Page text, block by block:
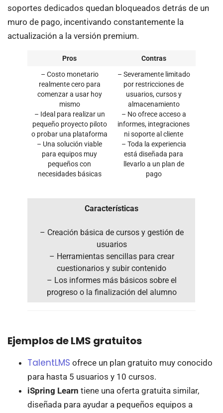
soportes dedicados quedan bloqueados detrás de un
muro de pago, incentivando constantemente la
actualización a la versión premium.
Pros
Contras
– Costo monetario
realmente cero para
comenzar a usar hoy
mismo
– Ideal para realizar un
pequeño proyecto piloto
o probar una plataforma
– Una solución viable
para equipos muy
pequeños con
necesidades básicas
– Severamente limitado
por restricciones de
usuarios, cursos y
almacenamiento
– No ofrece acceso a
informes, integraciones
ni soporte al cliente
– Toda la experiencia
está diseñada para
llevarlo a un plan de
pago
Características
– Creación básica de cursos y gestión de
usuarios
– Herramientas sencillas para crear
cuestionarios y subir contenido
– Los informes más básicos sobre el
progreso o la finalización del alumno
Ejemplos de LMS gratuitos
TalentLMS ofrece un plan gratuito muy conocido
para hasta 5 usuarios y 10 cursos.
iSpring Learn tiene una oferta gratuita similar,
diseñada para ayudar a pequeños equipos a